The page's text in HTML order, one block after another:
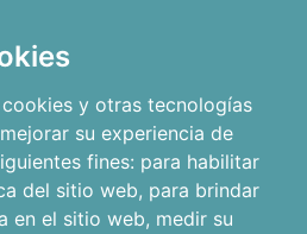
y otras tecnologías
su experiencia de
fines: para habilitar
del sitio web, para brindar
en el sitio web, medir su